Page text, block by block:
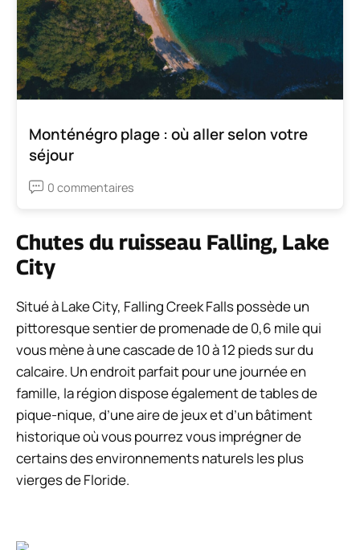
Monténégro plage : où aller selon votre
séjour
0 commentaires
Chutes du ruisseau Falling, Lake
City
Situé à Lake City, Falling Creek Falls possède un
pittoresque sentier de promenade de 0,6 mile qui
vous mène à une cascade de 10 à 12 pieds sur du
calcaire. Un endroit parfait pour une journée en
famille, la région dispose également de tables de
pique-nique, d’une aire de jeux et d’un bâtiment
historique où vous pourrez vous imprégner de
certains des environnements naturels les plus
vierges de Floride.